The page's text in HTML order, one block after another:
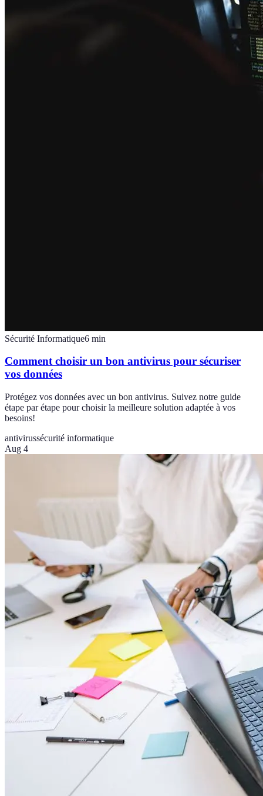
Sécurité Informatique6 min
Comment choisir un bon antivirus pour sécuriser
vos données
Protégez vos données avec un bon antivirus. Suivez notre guide
étape par étape pour choisir la meilleure solution adaptée à vos
besoins!
antivirussécurité informatique
Aug 4